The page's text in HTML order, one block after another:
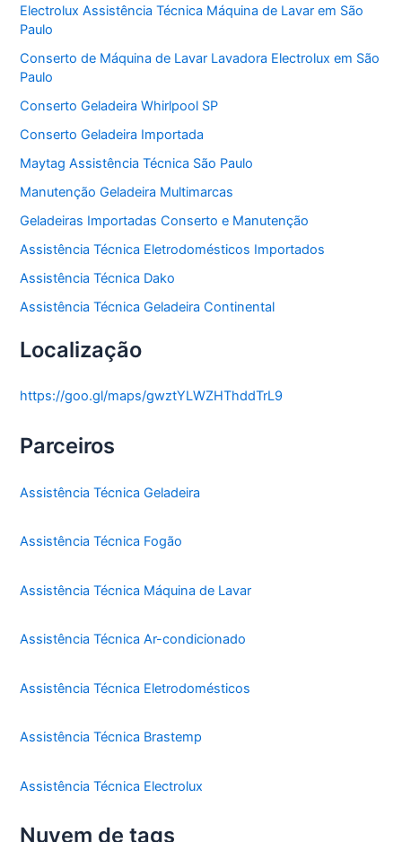
r
i
a
s
Electrolux Assistência Técnica Máquina de Lavar em São
Paulo
Conserto de Máquina de Lavar Lavadora Electrolux em São
Paulo
Conserto Geladeira Whirlpool SP
Conserto Geladeira Importada
Maytag Assistência Técnica São Paulo
Manutenção Geladeira Multimarcas
Geladeiras Importadas Conserto e Manutenção
Assistência Técnica Eletrodomésticos Importados
Assistência Técnica Dako
Assistência Técnica Geladeira Continental
Localização
https://goo.gl/maps/gwztYLWZHThddTrL9
Parceiros
Assistência Técnica Geladeira
Assistência Técnica Fogão
Assistência Técnica Máquina de Lavar
Assistência Técnica Ar-condicionado
Assistência Técnica Eletrodomésticos
Assistência Técnica Brastemp
Assistência Técnica Electrolux
Nuvem de tags